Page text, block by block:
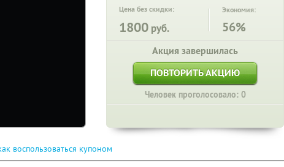
Цена без скидки:
1800 руб.
Экономия:
56%
Акция завершилась
ПОВТОРИТЬ АКЦИЮ
Человек проголосовало: 0
воспользоваться купоном